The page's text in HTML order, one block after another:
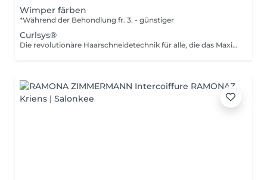
Wimper färben
*Während der Behondlung fr. 3. - günstiger
Curlsys®
Die revolutionäre Haarschneidetechnik für alle, die das Maximum aus Ihren Locken/Wellen herausholen möchten! Da gewisse Infos über Ihre Haare essentiell sind, bitte ich Sie mich für eine Terminvereinbarung via Email zu kontaktieren. Kommen Sie bitte mit gewaschenen und gestylten Haaren zum Termin. Dies ist wichtig, um ein perfektes Ergebnis zu erzielen Alle Preise verstehen sich inkl. Shampoo, Pflege und Stylingprodukte Silent Cut verfügbar